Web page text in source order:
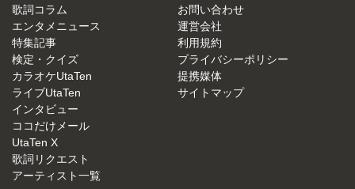
歌詞コラム
エンタメニュース
特集記事
検定・クイズ
カラオケUtaTen
ライブUtaTen
インタビュー
ココだけメール
UtaTen X
歌詞リクエスト
アーティスト一覧
お問い合わせ
運営会社
利用規約
プライバシーポリシー
提携媒体
サイトマップ